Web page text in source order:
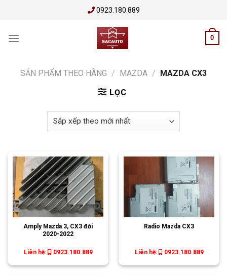
0923.180.889
0
SẢN PHẨM THEO HÃNG / MAZDA / MAZDA CX3
LỌC
Amply Mazda 3, CX3 đời
2020-2022
Liên hệ: 0923.180.889
Radio Mazda CX3
Liên hệ: 0923.180.889